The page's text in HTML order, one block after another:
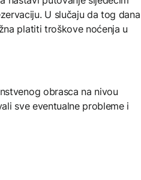
U slučaju da tog dana
platiti troškove noćenja u
obrasca na nivou
sve eventualne probleme i